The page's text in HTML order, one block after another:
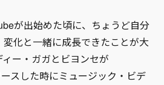
が出始めた頃に、ちょうど自分
化と一緒に成長できたことが大
ー・ガガとビヨンセが
スした時にミュージック・ビデ